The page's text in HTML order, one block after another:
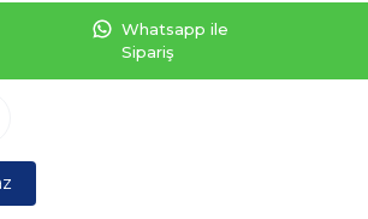
Whatsapp ile
Sipariş